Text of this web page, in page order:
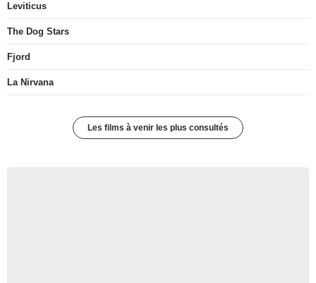
Leviticus
The Dog Stars
Fjord
La Nirvana
Les films à venir les plus consultés